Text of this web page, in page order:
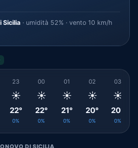
Sicilia · umidità 52% · vento 10 km/h
23
☀️
22°
0%
00
☀️
22°
0%
01
☀️
21°
0%
02
☀️
20°
0%
03
☀️
20°
0%
DI SICILIA